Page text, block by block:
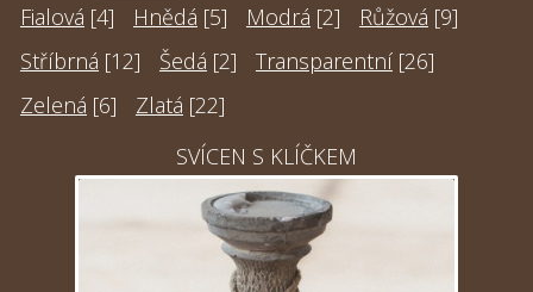
Fialová [4] Hnědá [5] Modrá [2] Růžová [9]
Stříbrná [12] Šedá [2] Transparentní [26]
Zelená [6] Zlatá [22]
SVÍCEN S KLÍČKEM